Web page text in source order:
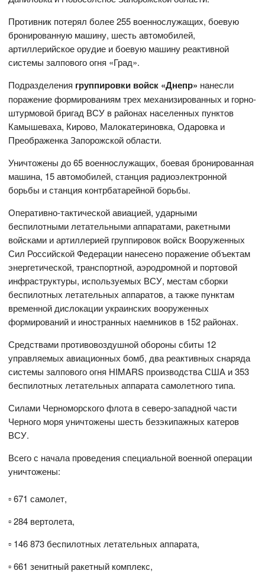
Противник потерял более 255 военнослужащих, боевую
бронированную машину, шесть автомобилей,
артиллерийское орудие и боевую машину реактивной
системы залпового огня «Град».
Подразделения группировки войск «Днепр» нанесли
поражение формированиям трех механизированных и горно-
штурмовой бригад ВСУ в районах населенных пунктов
Камышеваха, Кирово, Малокатериновка, Одаровка и
Преображенка Запорожской области.
Уничтожены до 65 военнослужащих, боевая бронированная
машина, 15 автомобилей, станция радиоэлектронной
борьбы и станция контрбатарейной борьбы.
Оперативно-тактической авиацией, ударными
беспилотными летательными аппаратами, ракетными
войсками и артиллерией группировок войск Вооруженных
Сил Российской Федерации нанесено поражение объектам
энергетической, транспортной, аэродромной и портовой
инфраструктуры, используемых ВСУ, местам сборки
беспилотных летательных аппаратов, а также пунктам
временной дислокации украинских вооруженных
формирований и иностранных наемников в 152 районах.
Средствами противовоздушной обороны сбиты 12
управляемых авиационных бомб, два реактивных снаряда
системы залпового огня HIMARS производства США и 353
беспилотных летательных аппарата самолетного типа.
Силами Черноморского флота в северо-западной части
Черного моря уничтожены шесть безэкипажных катеров
ВСУ.
Всего с начала проведения специальной военной операции
уничтожены:
▫️ 671 самолет,
▫️ 284 вертолета,
▫️ 146 873 беспилотных летательных аппарата,
▫️ 661 зенитный ракетный комплекс,